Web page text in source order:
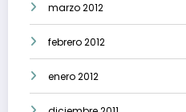
marzo 2012
febrero 2012
enero 2012